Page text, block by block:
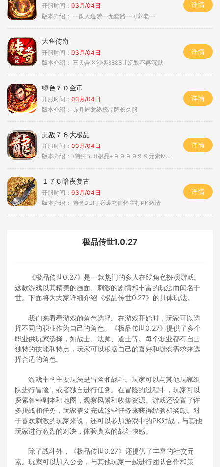
开服时间： 03月/04日
版本介绍： ┉散人追梦┉无套路┉可养老┉
详情
大鱼传奇
开服时间： 03月/04日
版本介绍： 三天合区沙奖8888让沉默不再沉默
详情
绿色７０金币
开服时间： 03月/04日
版本介绍： 赤月屠龙终极品牌长久服
详情
无敌７６大极品
开服时间： 03月/04日
版本介绍： (特殊Buff极品+９９９９９９元素Max）
详情
１７６暗夜复古
开服时间： 03月/04日
版本介绍： 特色BUFF必爆充值怪主打PK激情
详情
极品传世1.0.27
《极品传世0.27》是一款热门的多人在线角色扮演游戏。
这款游戏以其精美的画面、刺激的剧情和丰富的玩法而闻名于
世。下面将为大家详细介绍《极品传世0.27》的具体玩法。
我们来看看游戏的角色选择。在游戏开始时，玩家可以选
择不同的职业作为自己的角色。《极品传世0.27》提供了多个
职业供玩家选择，如战士、法师、道士等。每个职业都有自己
独特的技能和特点，玩家可以根据自己的喜好和游戏需求来选
择合适的角色。
游戏中的主要玩法是冒险和战斗。玩家可以与其他玩家组
队进行冒险，或者独自进行任务。在冒险的过程中，玩家可以
探索各种副本和地图，观察风景和收集资源。游戏还设置了许
多挑战和任务，玩家需要完成这些任务来获得经验和奖励。对
于喜欢刺激的玩家来说，还可以参加游戏中的PK对战，与其他
玩家进行激烈的对决，体验真实的战斗快感。
除了战斗外，《极品传世0.27》还提供了丰富的社交元
素。玩家可以加入公会，与其他玩家一起进行团队合作和策